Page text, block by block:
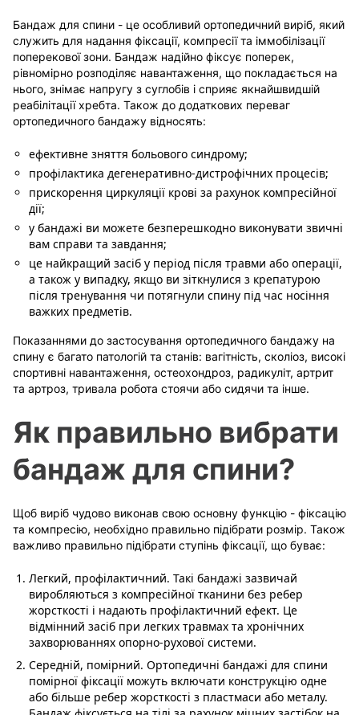
Бандаж для спини - це особливий ортопедичний виріб, який
служить для надання фіксації, компресії та іммобілізації
поперекової зони. Бандаж надійно фіксує поперек,
рівномірно розподіляє навантаження, що покладається на
нього, знімає напругу з суглобів і сприяє якнайшвидшій
реабілітації хребта. Також до додаткових переваг
ортопедичного бандажу відносять:
ефективне зняття больового синдрому;
профілактика дегенеративно-дистрофічних процесів;
прискорення циркуляції крові за рахунок компресійної
дії;
у бандажі ви можете безперешкодно виконувати звичні
вам справи та завдання;
це найкращий засіб у період після травми або операції,
а також у випадку, якщо ви зіткнулися з крепатурою
після тренування чи потягнули спину під час носіння
важких предметів.
Показаннями до застосування ортопедичного бандажу на
спину є багато патологій та станів: вагітність, сколіоз, високі
спортивні навантаження, остеохондроз, радикуліт, артрит
та артроз, тривала робота стоячи або сидячи та інше.
Як правильно вибрати
бандаж для спини?
Щоб виріб чудово виконав свою основну функцію - фіксацію
та компресію, необхідно правильно підібрати розмір. Також
важливо правильно підібрати ступінь фіксації, що буває:
Легкий, профілактичний. Такі бандажі зазвичай
виробляються з компресійної тканини без ребер
жорсткості і надають профілактичний ефект. Це
відмінний засіб при легких травмах та хронічних
захворюваннях опорно-рухової системи.
Середній, помірний. Ортопедичні бандажі для спини
помірної фіксації можуть включати конструкцію одне
або більше ребер жорсткості з пластмаси або металу.